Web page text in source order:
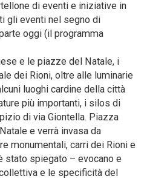
di eventi e iniziative in
gli eventi nel segno di
oggi (il programma
e le piazze del Natale, i
dei Rioni, oltre alle luminarie
luoghi cardine della città
più importanti, i silos di
di via Giontella. Piazza
e verrà invasa da
monumentali, carri dei Rioni e
stato spiegato – evocano e
e le specificità del